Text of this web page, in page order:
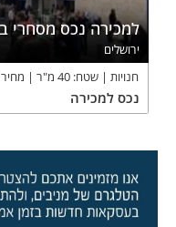
למכירה נכס מסחרי
ירושלים
חנויות
שטח: 40 מ"ר
נכס למכירה